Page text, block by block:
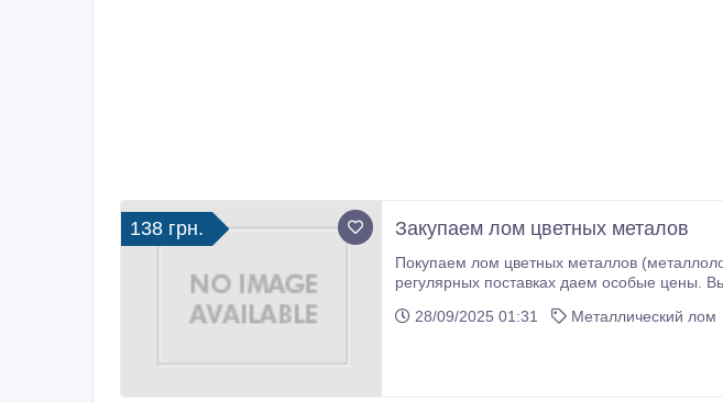
138 грн. Закупаем лом цветных металов
Покупаем лом цветных металлов
регулярных поставках даем особые цены. Выгодно. Расчет, на месте. Надежно. Позвоните и
28/09/2025 01:31
Металлический лом